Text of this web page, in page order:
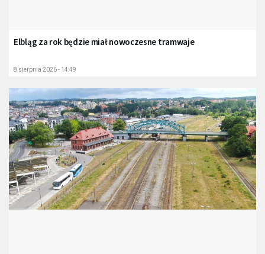
Elbląg za rok będzie miał nowoczesne tramwaje
8 sierpnia 2026 - 14:49